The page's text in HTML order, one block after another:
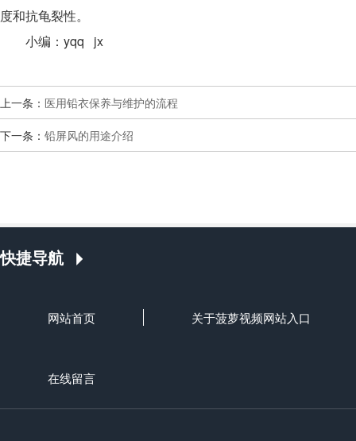
度和抗龟裂性。
小编：yqq jx
上一条： 医用铅衣保养与维护的流程
下一条： 铅屏风的用途介绍
快捷导航
网站首页 关于菠萝视频网站入口
在线留言